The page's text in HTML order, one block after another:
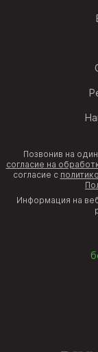
Позвонив на
согласие на
согласие с
Информация на